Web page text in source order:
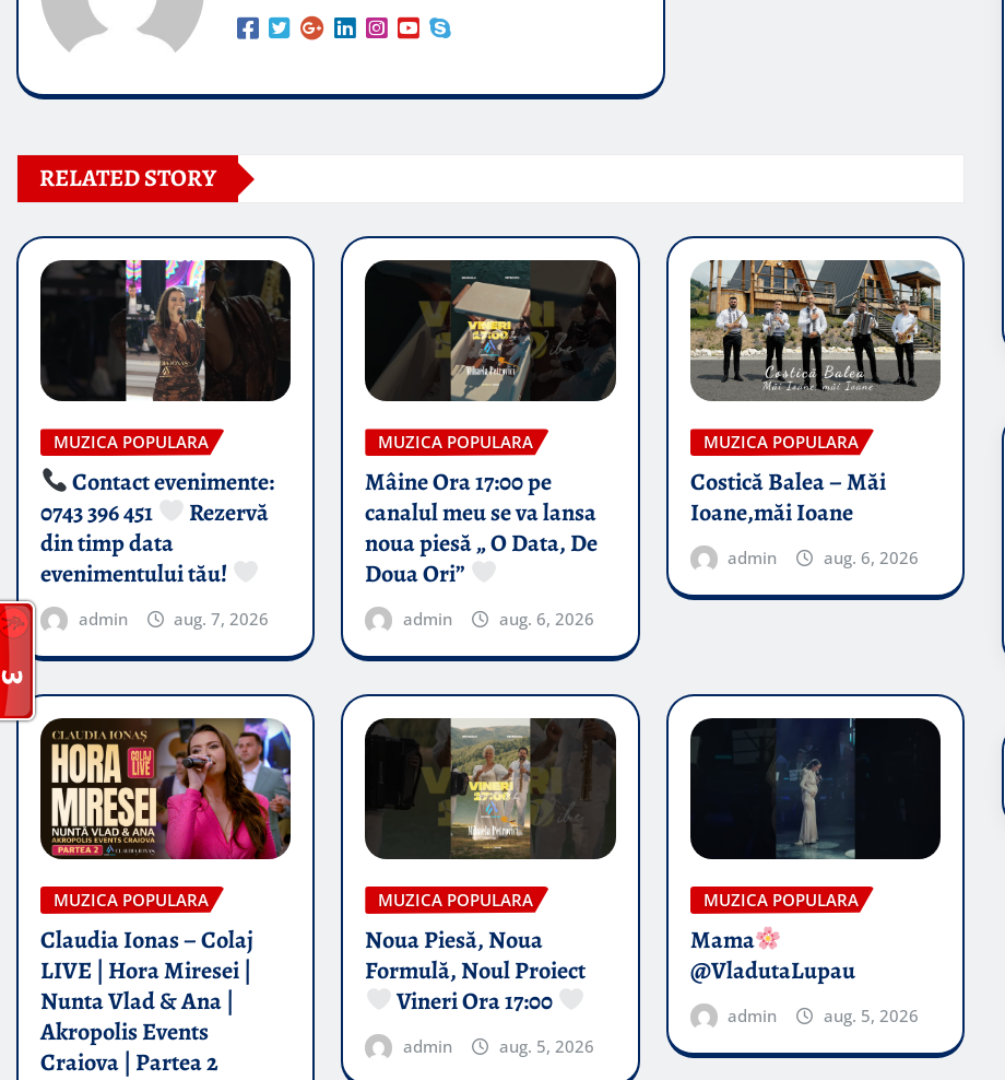
RELATED STORY
MUZICA POPULARA
Contact evenimente:
0743 396 451
Rezervă
din timp data
evenimentului tău!
admin aug. 7, 2026
MUZICA POPULARA
Mâine Ora 17:00 pe
canalul meu se va lansa
noua piesă „ O Data, De
Doua Ori”
admin aug. 6, 2026
MUZICA POPULARA
Costică Balea – Măi
Ioane,măi Ioane
admin aug. 6, 2026
MUZICA POPULARA
Claudia Ionas – Colaj
LIVE | Hora Miresei |
Nunta Vlad & Ana |
Akropolis Events
Craiova | Partea 2
MUZICA POPULARA
Noua Piesă, Noua
Formulă, Noul Proiect
Vineri Ora 17:00
admin aug. 5, 2026
MUZICA POPULARA
Mama
@VladutaLupau
admin aug. 5, 2026